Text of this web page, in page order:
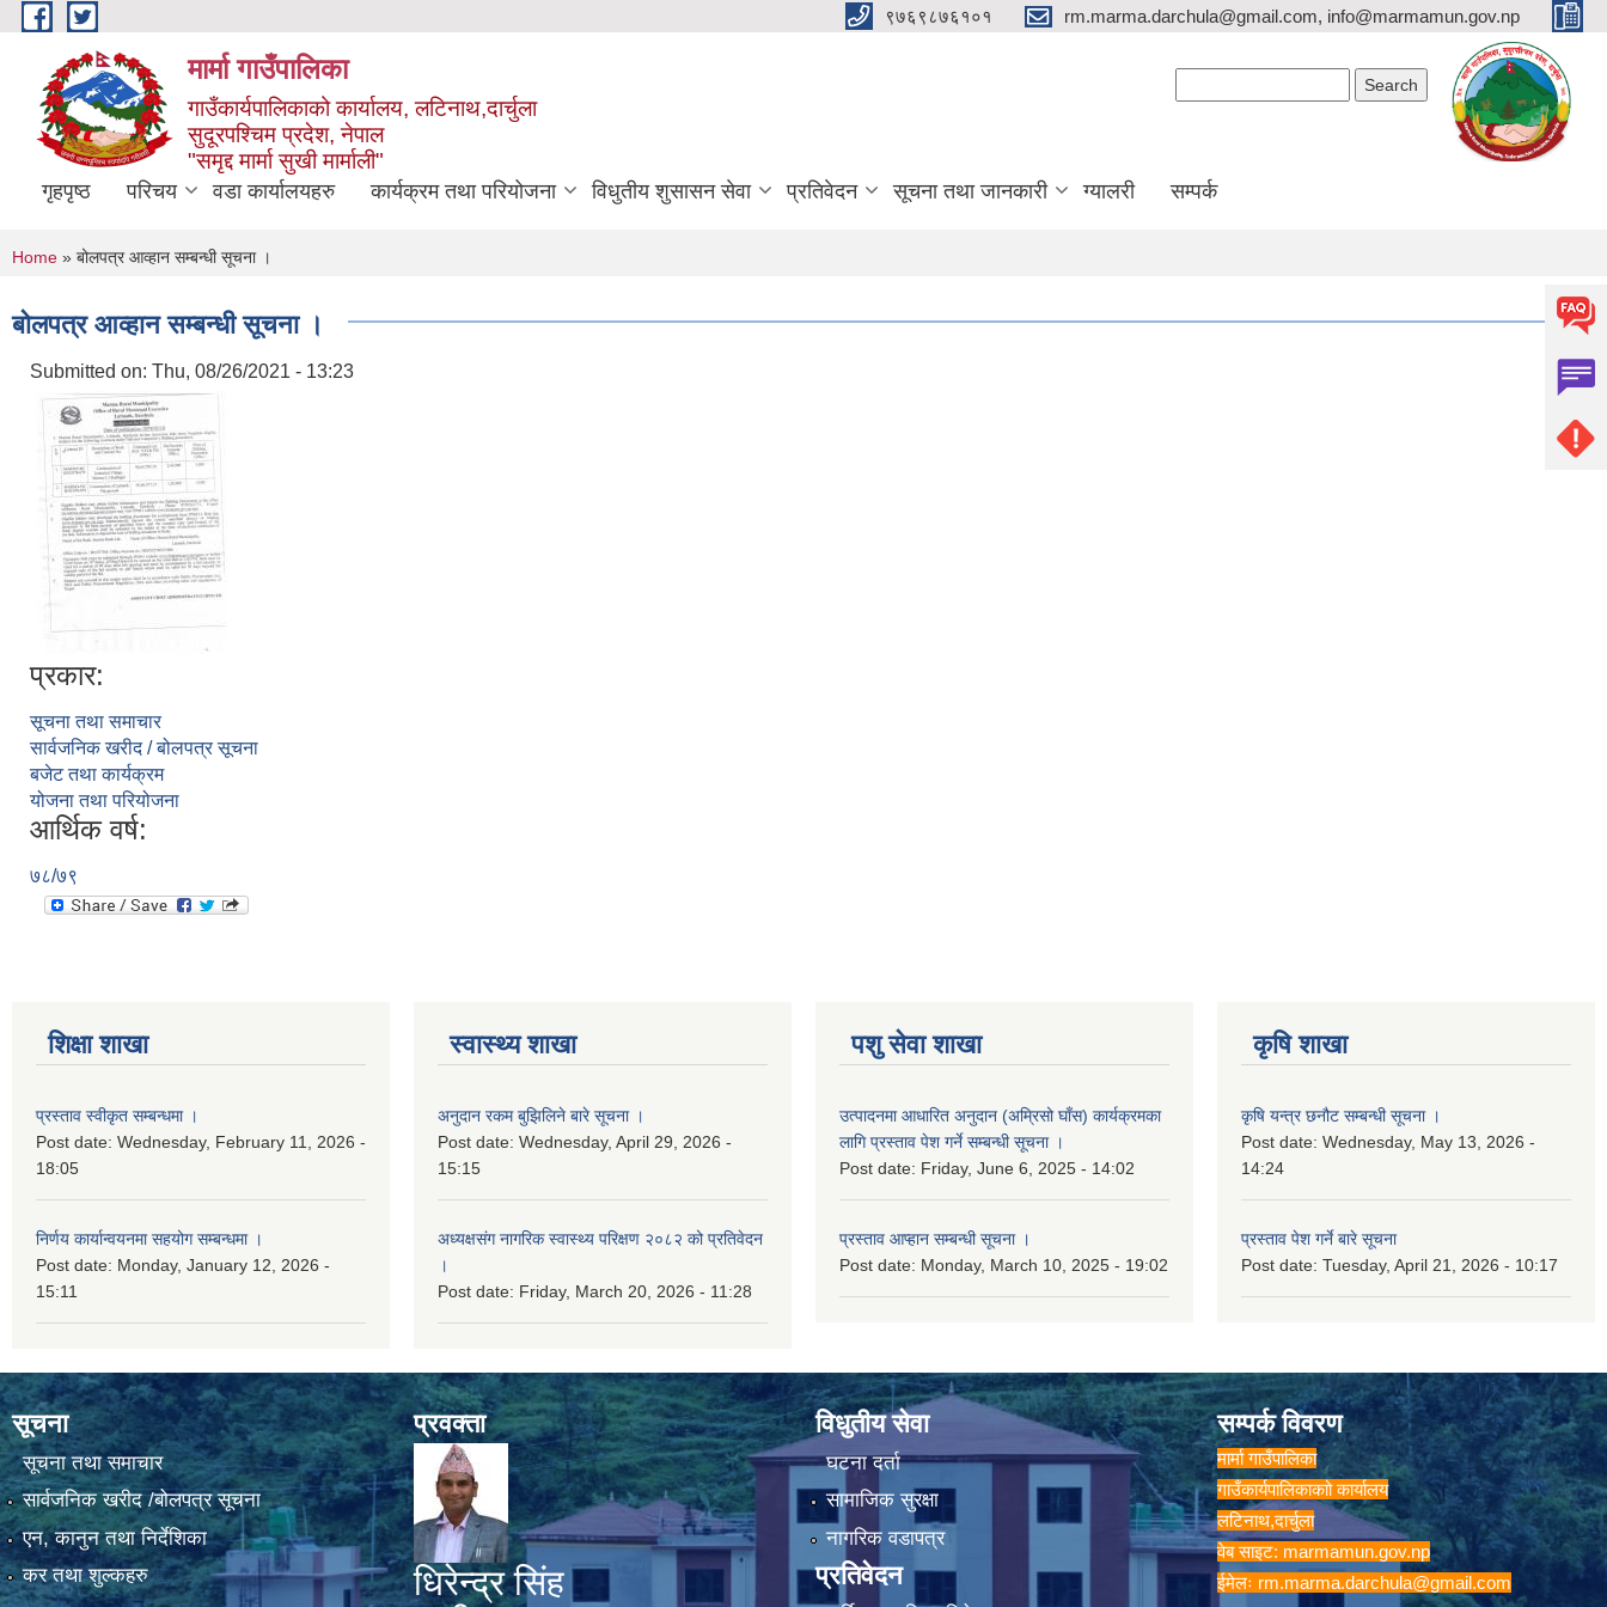
Skip to main content ९७६९८७६१०१ rm.marma.darchula@gmail.com, info@marmamun.gov.np
मार्मा गाउँपालिका
गाउँकार्यपालिकाको कार्यालय, लटिनाथ,दार्चुला
सुदूरपश्चिम प्रदेश, नेपाल
"समृद्द मार्मा सुखी मार्माली"
गृहपृष्ठ परिचय वडा कार्यालयहरु कार्यक्रम तथा परियोजना विधुतीय शुसासन सेवा प्रतिवेदन सूचना तथा जानकारी ग्यालरी सम्पर्क
You are here
Home » बोलपत्र आव्हान सम्बन्धी सूचना ।
बोलपत्र आव्हान सम्बन्धी सूचना ।
Submitted on: Thu, 08/26/2021 - 13:23
प्रकार:
सूचना तथा समाचार
सार्वजनिक खरीद / बोलपत्र सूचना
बजेट तथा कार्यक्रम
योजना तथा परियोजना
आर्थिक वर्ष:
७८/७९
शिक्षा शाखा
प्रस्ताव स्वीकृत सम्बन्धमा ।
Post date: Wednesday, February 11, 2026 -
18:05
निर्णय कार्यान्वयनमा सहयोग सम्बन्धमा ।
Post date: Monday, January 12, 2026 -
15:11
स्वास्थ्य शाखा
अनुदान रकम बुझिलिने बारे सूचना ।
Post date: Wednesday, April 29, 2026 -
15:15
अध्यक्षसंग नागरिक स्वास्थ्य परिक्षण २०८२ को प्रतिवेदन
।
Post date: Friday, March 20, 2026 - 11:28
पशु सेवा शाखा
उत्पादनमा आधारित अनुदान (अम्रिसो घाँस) कार्यक्रमका
लागि प्रस्ताव पेश गर्ने सम्बन्धी सूचना ।
Post date: Friday, June 6, 2025 - 14:02
प्रस्ताव आप्हान सम्बन्धी सूचना ।
Post date: Monday, March 10, 2025 - 19:02
कृषि शाखा
कृषि यन्त्र छनौट सम्बन्धी सूचना ।
Post date: Wednesday, May 13, 2026 -
14:24
प्रस्ताव पेश गर्ने बारे सूचना
Post date: Tuesday, April 21, 2026 - 10:17
सूचना
सूचना तथा समाचार
सार्वजनिक खरीद /बोलपत्र सूचना
एन, कानुन तथा निर्देशिका
कर तथा शुल्कहरु
प्रवक्ता
धिरेन्द्र सिंह
विधुतीय सेवा
घटना दर्ता
सामाजिक सुरक्षा
नागरिक वडापत्र
प्रतिवेदन
सम्पर्क विवरण
मार्मा गाउँपालिका
गाउँकार्यपालिकाकाो कार्यालय
लटिनाथ,दार्चुला
वेब साइट: marmamun.gov.np
ईमेलः rm.marma.darchula@gmail.com